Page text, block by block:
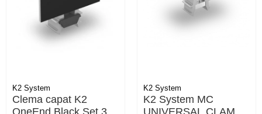
K2 System
Clema capat K2
K2 System
K2 System MC